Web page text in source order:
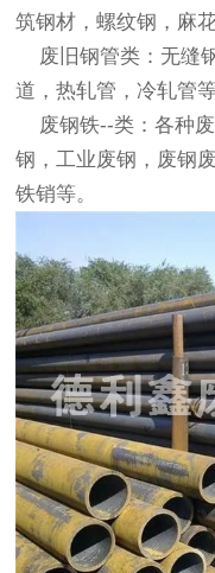
筑钢材，螺纹钢，麻
废旧钢管类：无缝
道，热轧管，冷轧管等
废钢铁--类：各种废
钢，工业废钢，废钢
铁销等。